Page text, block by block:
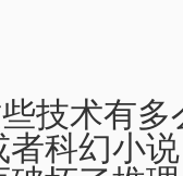
术有多
科幻小